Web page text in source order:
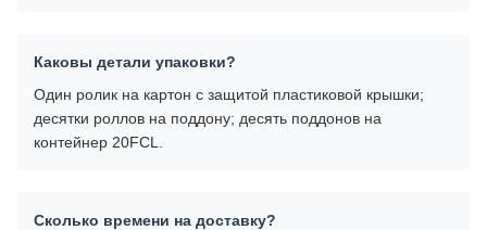
Каковы детали упаковки?
Один ролик на картон с защитой пластиковой крышки;
десятки роллов на поддону; десять поддонов на
контейнер 20FCL.
Сколько времени на доставку?